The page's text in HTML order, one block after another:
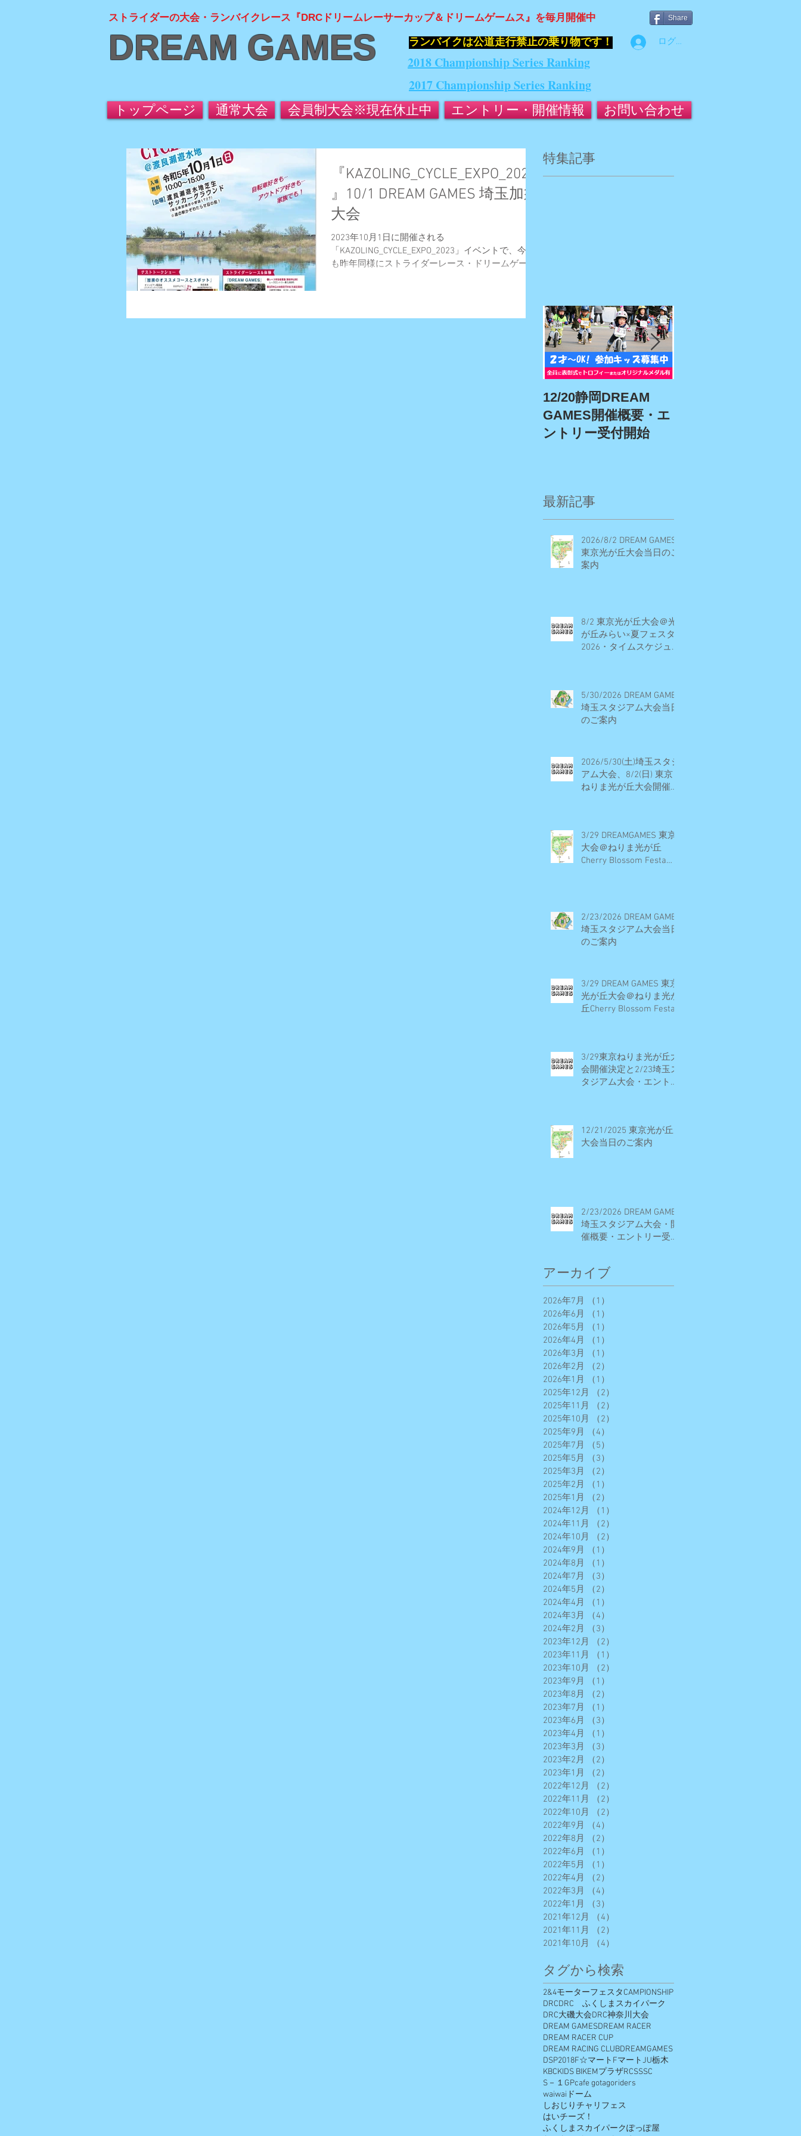
ストライダーの大会・ランバイクレース『DRCドリームレーサーカップ＆ドリームゲームス』を毎月開催中 Share
DREAM GAMES
2017 Championship Series Ranking
2018 Championship Series Ranking
​ランバイクは公道走行禁止の乗り物です！ ログイン
トップページ 通常大会 会員制大会※現在休止中 エントリー・開催情報 お問い合わせ
『KAZOLING_CYCLE_EXPO_2023
』10/1 DREAM GAMES 埼玉加須
大会
2023年10月1日に開催される
「KAZOLING_CYCLE_EXPO_2023」イベントで、今年
も昨年同様にストライダーレース・ドリームゲーム
特集記事
12/20静岡DREAM
GAMES開催概要・エ
ントリー受付開始
最新記事
2026/8/2 DREAM GAMES
東京光が丘大会当日のご
案内
8/2 東京光が丘大会＠光
が丘みらい×夏フェスタ
2026・タイムスケジュー
5/30/2026 DREAM GAMES
埼玉スタジアム大会当日
のご案内
2026/5/30(土)埼玉スタジ
アム大会、8/2(日) 東京
ねりま光が丘大会開催決
3/29 DREAMGAMES 東京
大会＠ねりま光が丘
Cherry Blossom Festa
2/23/2026 DREAM GAMES
埼玉スタジアム大会当日
のご案内
3/29 DREAM GAMES 東京
光が丘大会＠ねりま光が
丘Cherry Blossom Festa
3/29東京ねりま光が丘大
会開催決定と2/23埼玉ス
タジアム大会・エントリ
12/21/2025 東京光が丘
大会当日のご案内
2/23/2026 DREAM GAMES
埼玉スタジアム大会・開
催概要・エントリー受付
アーカイブ
2026年7月 （1）
2026年6月
（1）
2026年5月
（1）
2026年4月
（1）
2026年3月
（1）
2026年2月
（2）
2026年1月
（1）
2025年12月
（2）
2025年11月
（2）
2025年10月
（2）
2025年9月
（4）
2025年7月
（5）
2025年5月
（3）
2025年3月
（2）
2025年2月
（1）
2025年1月
（2）
2024年12月
（1）
2024年11月
（2）
2024年10月
（2）
2024年9月
（1）
2024年8月
（1）
2024年7月
（3）
2024年5月
（2）
2024年4月
（1）
2024年3月
（4）
2024年2月
（3）
2023年12月
（2）
2023年11月
（1）
2023年10月
（2）
2023年9月
（1）
2023年8月
（2）
2023年7月
（1）
2023年6月
（3）
2023年4月
（1）
2023年3月
（3）
2023年2月
（2）
2023年1月
（2）
2022年12月
（2）
2022年11月
（2）
2022年10月
（2）
2022年9月
（4）
2022年8月
（2）
2022年6月
（1）
2022年5月
（1）
2022年4月
（2）
2022年3月
（4）
2022年1月
（3）
2021年12月
（4）
2021年11月
（2）
2021年10月
（4）
タグから検索
2&4モーターフェスタCAMPIONSHIP
DRCDRC ふくしまスカイパーク
DRC大磯大会DRC神奈川大会
DREAM GAMESDREAM RACER
DREAM RACER CUP
DREAM RACING CLUBDREAMGAMES
DSP2018F☆マート FマートJU栃木
KBCKIDS BIKEMプラザRCSSSC
S－１GPcafe gotagoriders
waiwaiドーム
しおじりチャリフェス
はいチーズ！
ふくしまスカイパークぽっぽ屋